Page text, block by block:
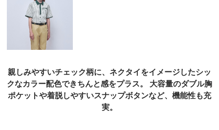
親しみやすいチェック柄に、ネクタイをイメージしたシッ
クなカラー配色できちんと感をプラス。 大容量のダブル胸
ポケットや着脱しやすいスナップボタンなど、機能性も充
実。